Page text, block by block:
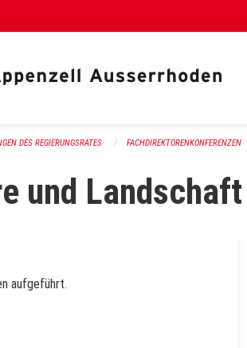
DES REGIERUNGSRATES FACHDIREKTORENKONFERENZEN
und
aufgeführt.